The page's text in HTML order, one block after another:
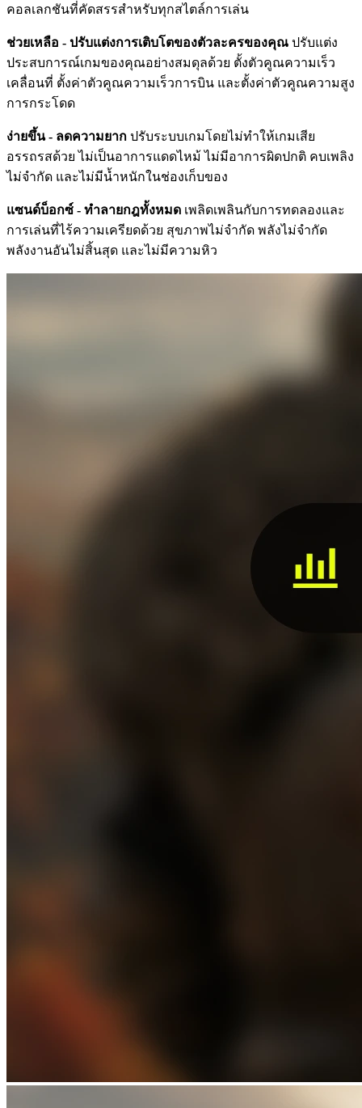
คอลเลกชันที่คัดสรรสำหรับทุกสไตล์การเล่น
ช่วยเหลือ - ปรับแต่งการเติบโตของตัวละครของคุณ ปรับแต่ง
ประสบการณ์เกมของคุณอย่างสมดุลด้วย ตั้งตัวคูณความเร็ว
เคลื่อนที่ ตั้งค่าตัวคูณความเร็วการบิน และตั้งค่าตัวคูณความสูง
การกระโดด
ง่ายขึ้น - ลดความยาก ปรับระบบเกมโดยไม่ทำให้เกมเสีย
อรรถรสด้วย ไม่เป็นอาการแดดไหม้ ไม่มีอาการผิดปกติ คบเพลิง
ไม่จำกัด และไม่มีน้ำหนักในช่องเก็บของ
แซนด์บ็อกซ์ - ทำลายกฎทั้งหมด เพลิดเพลินกับการทดลองและ
การเล่นที่ไร้ความเครียดด้วย สุขภาพไม่จำกัด พลังไม่จำกัด
พลังงานอันไม่สิ้นสุด และไม่มีความหิว